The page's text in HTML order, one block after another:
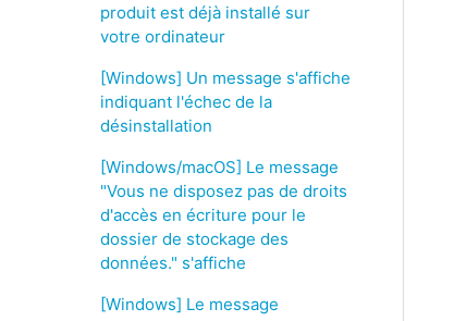
produit est déjà installé sur
votre ordinateur
[Windows] Un message s'affiche
indiquant l'échec de la
désinstallation
[Windows/macOS] Le message
"Vous ne disposez pas de droits
d'accès en écriture pour le
dossier de stockage des
données." s'affiche
[Windows] Le message